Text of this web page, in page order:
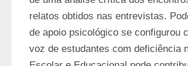
relatos obtidos nas entrevistas.
de apoio psicológico se configurou
voz de estudantes com deficiência